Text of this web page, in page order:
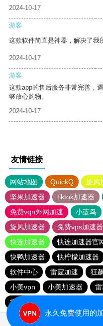
2024-10-17
游客
这款软件简直是神器，解决了我
2024-10-17
游客
这款app的售后服务非常完善，
够放心购物。
2024-10-17
友情链接
网站地图 QuickQ 旋风
坚果加速器
tiktok加速器
免费vqn外网加速
小蓝鸟
旋风加速器
免费vps加速
快连加速器
快连加速器官
快鸭加速器
快柠檬加速器
软件中心
雷霆加速 狂
小美vpn
小美加速器
雷霆加速下载
永久免费使用的